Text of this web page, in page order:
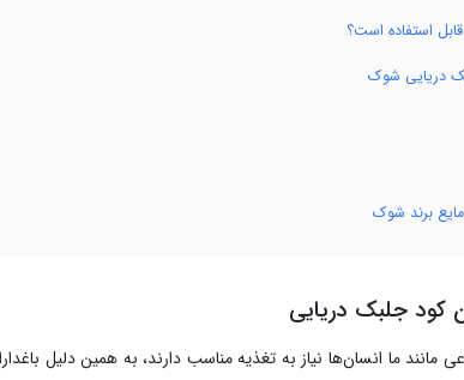
استفاده است؟
دریایی شوک
برند شوک
کود جلبک دریایی
مانند ما انسان‌ها نیاز به تغذیه مناسب دارند، به همین دلیل